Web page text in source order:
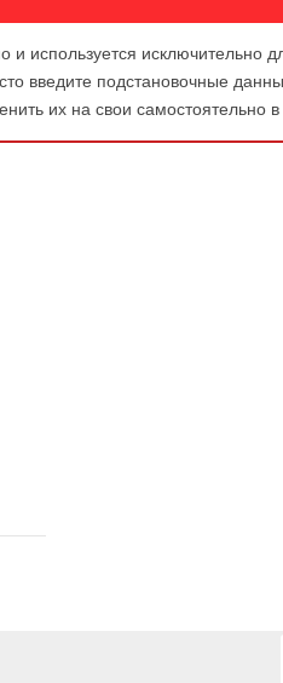
и используется исключительно
введите подстановочные
их на свои самостоятельно в